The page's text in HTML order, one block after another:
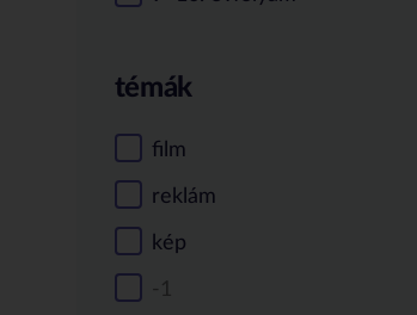
témák
film
reklám
kép
-1